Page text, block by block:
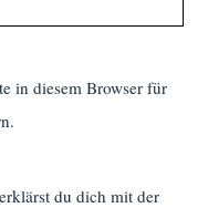
in diesem Browser für
du dich mit der